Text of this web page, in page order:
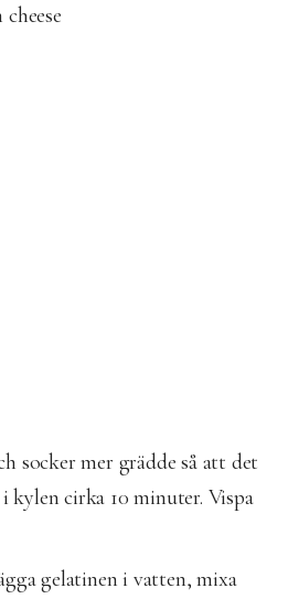
socker mer grädde så att det
kylen cirka 10 minuter. Vispa
gelatinen i vatten, mixa